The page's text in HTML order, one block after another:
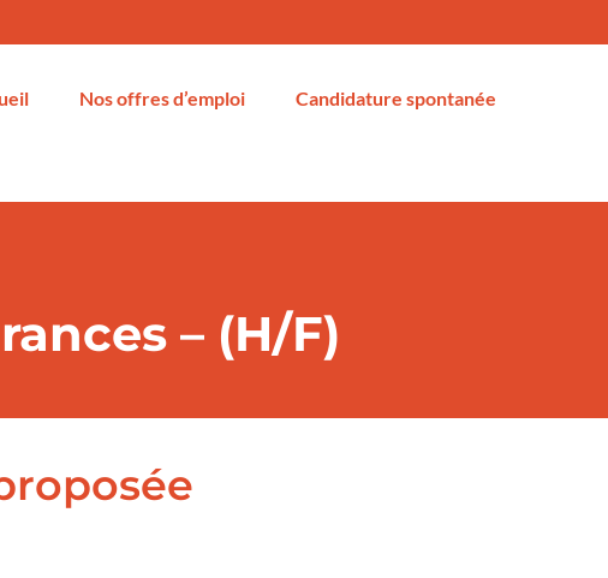
Nos offres d’emploi Candidature spontanée
– (H/F)